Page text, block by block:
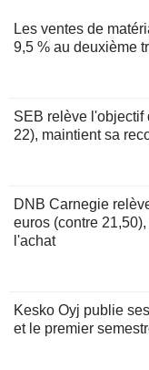
Les ventes de
9,5 % au deuxième
SEB relève l'objectif
22), maintient sa
DNB Carnegie
euros (contre
l'achat
Kesko Oyj publie
et le premier